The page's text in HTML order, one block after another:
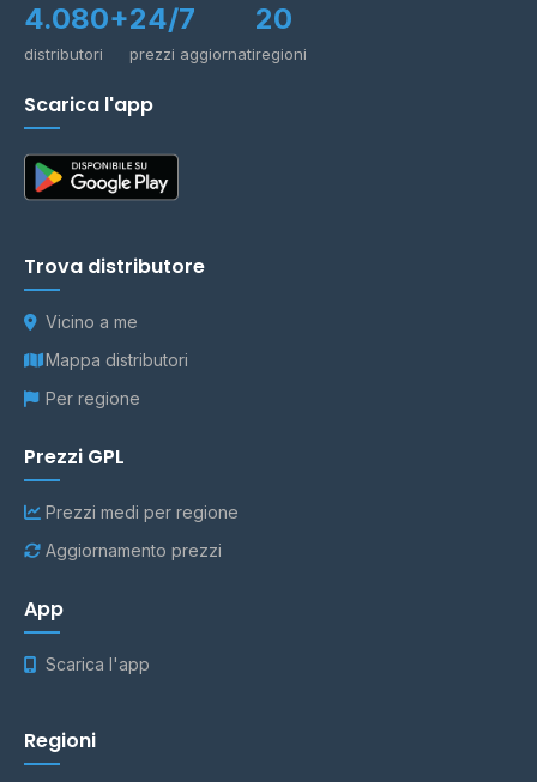
4.080+
distributori
24/7
prezzi aggiornati
20
regioni
Scarica l'app
Trova distributore
Vicino a me
Mappa distributori
Per regione
Prezzi GPL
Prezzi medi per regione
Aggiornamento prezzi
App
Scarica l'app
Regioni